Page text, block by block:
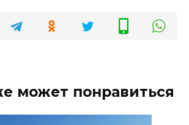
может понравиться